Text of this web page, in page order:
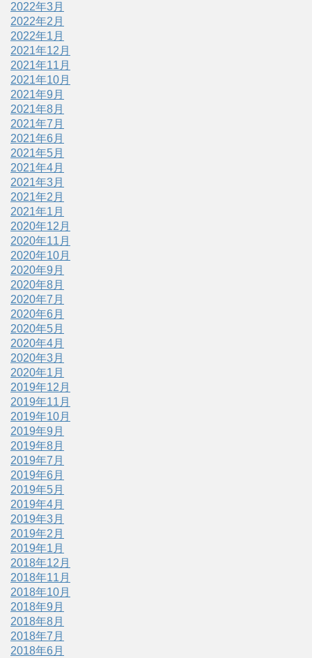
2022年3月
2022年2月
2022年1月
2021年12月
2021年11月
2021年10月
2021年9月
2021年8月
2021年7月
2021年6月
2021年5月
2021年4月
2021年3月
2021年2月
2021年1月
2020年12月
2020年11月
2020年10月
2020年9月
2020年8月
2020年7月
2020年6月
2020年5月
2020年4月
2020年3月
2020年1月
2019年12月
2019年11月
2019年10月
2019年9月
2019年8月
2019年7月
2019年6月
2019年5月
2019年4月
2019年3月
2019年2月
2019年1月
2018年12月
2018年11月
2018年10月
2018年9月
2018年8月
2018年7月
2018年6月